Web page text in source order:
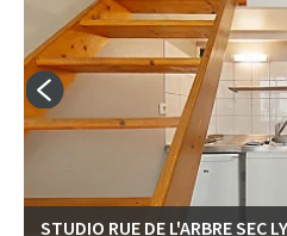
STUDIO RUE DE L'ARBRE SEC